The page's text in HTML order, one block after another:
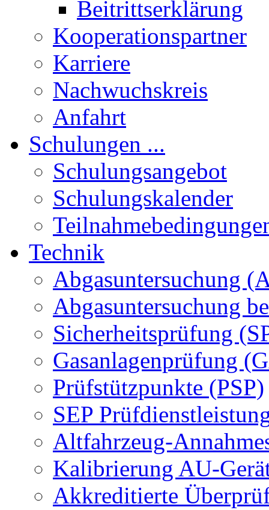
Beitrittserklärung
Kooperationspartner
Karriere
Nachwuchskreis
Anfahrt
Schulungen ...
Schulungsangebot
Schulungskalender
Technik
Abgasuntersuchung
Abgasuntersuchung
Sicherheitsprüfung
Gasanlagenprüfung
Prüfstützpunkte (PSP)
SEP
Altfahrzeug-
Kalibrierung AU-
Akkreditierte